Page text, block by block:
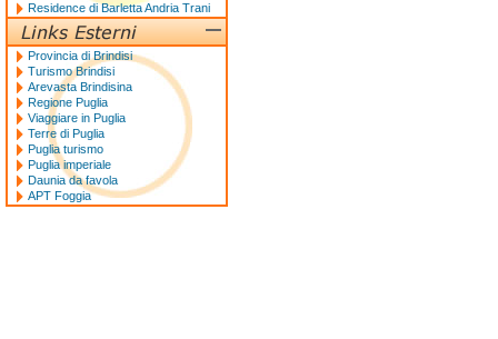
Residence di Barletta Andria Trani
Provincia di Brindisi
Turismo Brindisi
Arevasta Brindisina
Regione Puglia
Viaggiare in Puglia
Terre di Puglia
Puglia turismo
Puglia imperiale
Daunia da favola
APT Foggia